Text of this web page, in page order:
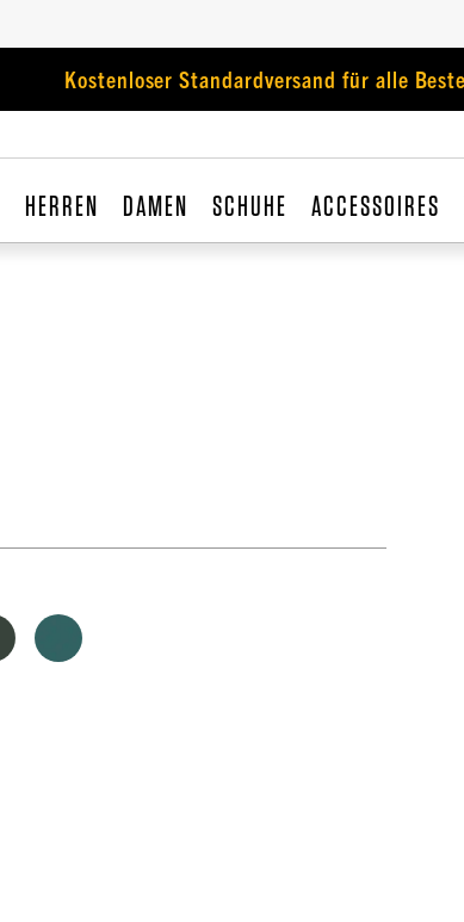
Kostenloser Standardversand für alle
HERREN DAMEN SCHUHE ACCESSOIRES